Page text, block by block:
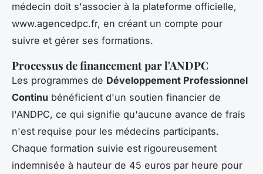
médecin doit s'associer à la plateforme officielle,
www.agencedpc.fr, en créant un compte pour
suivre et gérer ses formations.
Processus de financement par l'ANDPC
Les programmes de Développement Professionnel
Continu bénéficient d'un soutien financier de
l'ANDPC, ce qui signifie qu'aucune avance de frais
n'est requise pour les médecins participants.
Chaque formation suivie est rigoureusement
indemnisée à hauteur de 45 euros par heure pour